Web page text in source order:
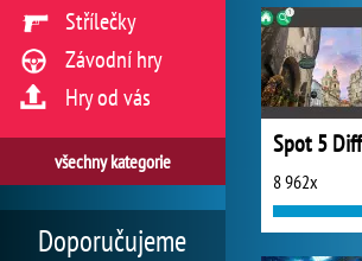
Spot 5
8 962x
Střílečky
Závodní hry
Hry od vás
všechny kategorie
Doporučujeme